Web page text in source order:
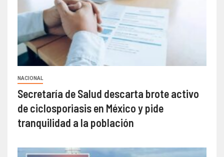
NACIONAL
Secretaría de Salud descarta brote activo
de ciclosporiasis en México y pide
tranquilidad a la población